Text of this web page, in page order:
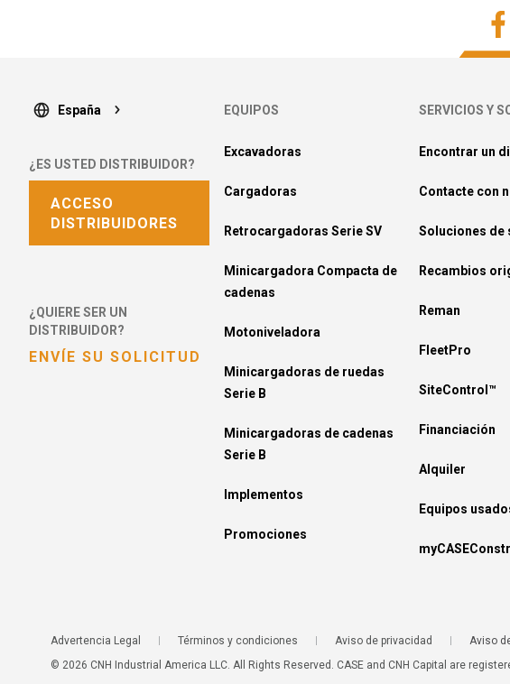
España
¿ES USTED DISTRIBUIDOR?
ACCESO
DISTRIBUIDORES
¿QUIERE SER UN
DISTRIBUIDOR?
ENVÍE SU SOLICITUD
EQUIPOS
Excavadoras
Cargadoras
Retrocargadoras Serie SV
Minicargadora Compacta de
cadenas
Motoniveladora
Minicargadoras de ruedas
Serie B
Minicargadoras de cadenas
Serie B
Implementos
Promociones
SERVICIOS Y
Encontrar un
Contacte con
Soluciones de
Recambios
Reman
FleetPro
SiteControl™
Financiación
Alquiler
Equipos
Advertencia Legal Términos y condiciones Aviso de privacidad
Aviso
© 2026 CNH Industrial America LLC. All Rights Reserved. CASE and CNH Capital are